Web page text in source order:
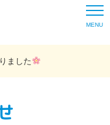
MENU
ました